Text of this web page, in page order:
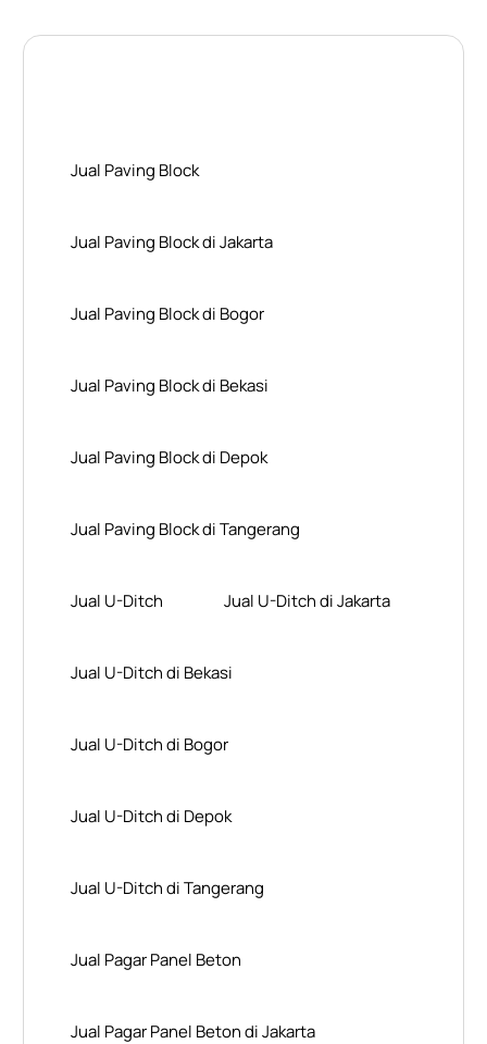
Jual Paving Block
Jual Paving Block di Jakarta
Jual Paving Block di Bogor
Jual Paving Block di Bekasi
Jual Paving Block di Depok
Jual Paving Block di Tangerang
Jual U-Ditch Jual U-Ditch di Jakarta
Jual U-Ditch di Bekasi
Jual U-Ditch di Bogor
Jual U-Ditch di Depok
Jual U-Ditch di Tangerang
Jual Pagar Panel Beton
Jual Pagar Panel Beton di Jakarta